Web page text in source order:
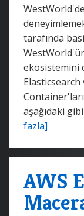
tarafında
ekosistemini
aşağıdaki
fazla]
AWS